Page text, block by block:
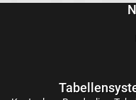
Transfergerüchte